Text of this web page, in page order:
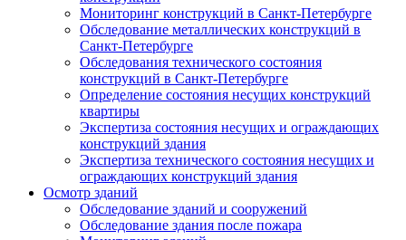
Мониторинг конструкций в Санкт-Петербурге
Обследование металлических конструкций в
Санкт-Петербурге
Обследования технического состояния
конструкций в Санкт-Петербурге
Определение состояния несущих конструкций
квартиры
Экспертиза состояния несущих и ограждающих
конструкций здания
Экспертиза технического состояния несущих и
ограждающих конструкций здания
Осмотр зданий
Обследование зданий и сооружений
Обследование здания после пожара